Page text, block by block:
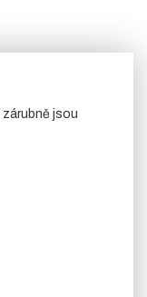
jsou